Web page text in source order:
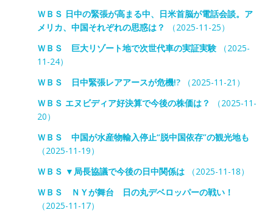
ＷＢＳ 日中の緊張が高まる中、日米首脳が電話会談。ア
メリカ、中国それぞれの思惑は？
（2025-11-25）
ＷＢＳ 巨大リゾート地で次世代車の実証実験（2025-
11-24）
ＷＢＳ 日中緊張レアアースが危機!?（2025-11-21）
ＷＢＳ エヌビディア好決算で今後の株価は？
（2025-11-
20）
ＷＢＳ 中国が水産物輸入停止“脱中国依存”の観光地も
（2025-11-19）
ＷＢＳ ▼局長協議で今後の日中関係は（2025-11-18）
ＷＢＳ ＮＹが舞台 日の丸デベロッパーの戦い！
（2025-11-17）